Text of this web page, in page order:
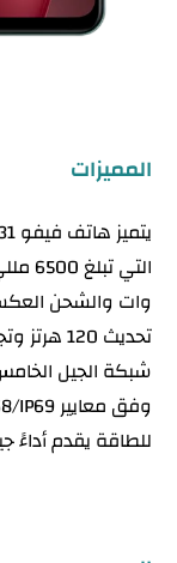
المميزات
وات والشحن
تحديث
للطاقة يقدم أداءً